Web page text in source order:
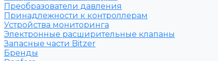
Преобразователи давления
Принадлежности к контроллерам
Устройства мониторинга
Электронные расширительные клапаны
Запасные части Bitzer
Бренды